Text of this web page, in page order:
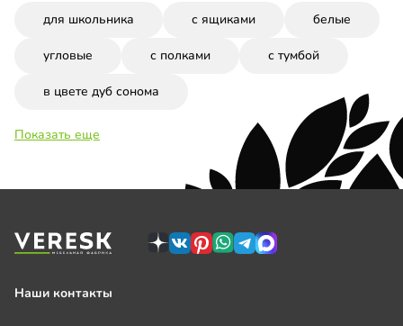
для школьника с ящиками белые
угловые с полками с тумбой
в цвете дуб сонома
Показать еще
Наши контакты